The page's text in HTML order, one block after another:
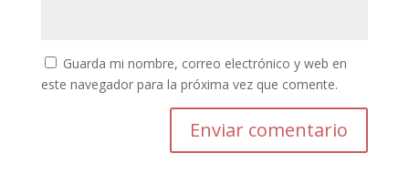
Guarda mi nombre, correo electrónico y web en
este navegador para la próxima vez que comente.